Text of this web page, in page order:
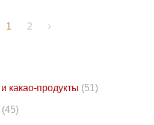
1 2
какао-продукты (51)
(45)